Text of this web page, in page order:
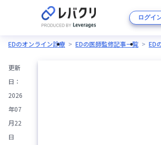
ログイ
EDのオンライン診療 EDの医師監修記事一覧 ED
更新
日：
2026
年07
月22
日